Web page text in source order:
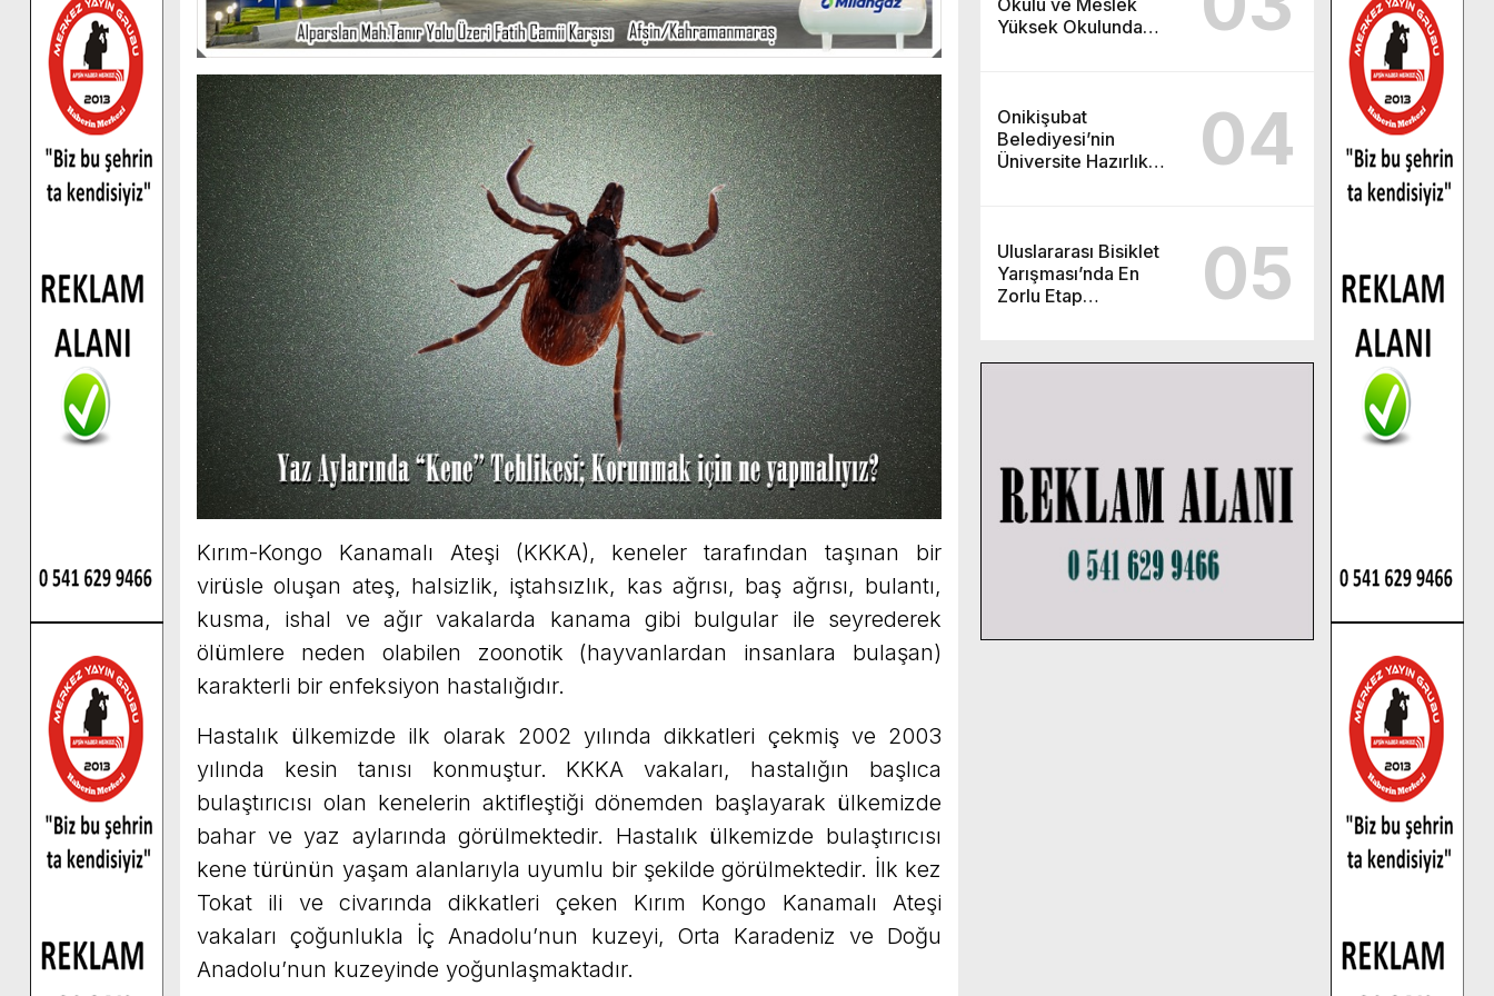
Yüksek Okulunda
Onikişubat
Belediyesi’nin
Üniversite Hazırlık
04
Uluslararası Bisiklet
Yarışması’nda En
Zorlu Etap
05
Kırım-Kongo Kanamalı Ateşi (KKKA), keneler tarafından taşınan bir
virüsle oluşan ateş, halsizlik, iştahsızlık, kas ağrısı, baş ağrısı, bulantı,
kusma, ishal ve ağır vakalarda kanama gibi bulgular ile seyrederek
ölümlere neden olabilen zoonotik (hayvanlardan insanlara bulaşan)
karakterli bir enfeksiyon hastalığıdır.
Hastalık ülkemizde ilk olarak 2002 yılında dikkatleri çekmiş ve 2003
yılında kesin tanısı konmuştur. KKKA vakaları, hastalığın başlıca
bulaştırıcısı olan kenelerin aktifleştiği dönemden başlayarak ülkemizde
bahar ve yaz aylarında görülmektedir. Hastalık ülkemizde bulaştırıcısı
kene türünün yaşam alanlarıyla uyumlu bir şekilde görülmektedir. İlk kez
Tokat ili ve civarında dikkatleri çeken Kırım Kongo Kanamalı Ateşi
vakaları çoğunlukla İç Anadolu’nun kuzeyi, Orta Karadeniz ve Doğu
Anadolu’nun kuzeyinde yoğunlaşmaktadır.